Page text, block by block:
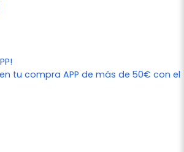
en tu compra APP de más de 50€ con el